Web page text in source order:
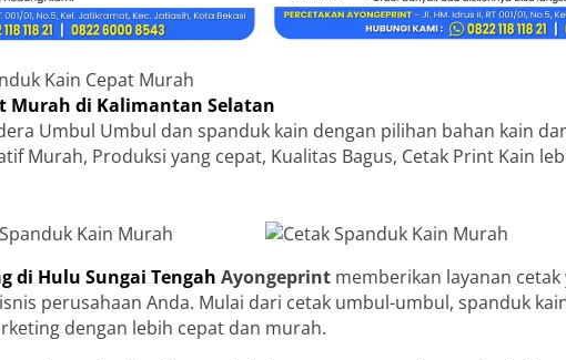
Kain Cepat Murah
Murah di Kalimantan Selatan
Umbul Umbul dan spanduk kain dengan pilihan bahan kain
Murah, Produksi yang cepat, Kualitas Bagus, Cetak Print Kain
di Hulu Sungai Tengah Ayongeprint memberikan layanan
perusahaan Anda. Mulai dari cetak umbul-umbul, spanduk
dengan lebih cepat dan murah.